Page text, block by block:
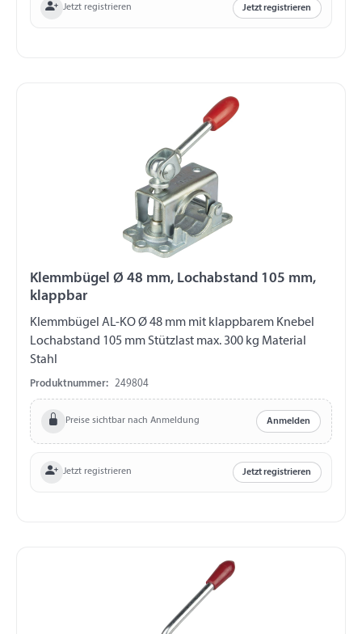
Jetzt registrieren Jetzt registrieren
Klemmbügel Ø 48 mm, Lochabstand 105 mm,
klappbar
Klemmbügel AL-KO Ø 48 mm mit klappbarem Knebel
Lochabstand 105 mm Stützlast max. 300 kg Material
Stahl
Produktnummer: 249804
Preise sichtbar nach Anmeldung Anmelden
Jetzt registrieren Jetzt registrieren